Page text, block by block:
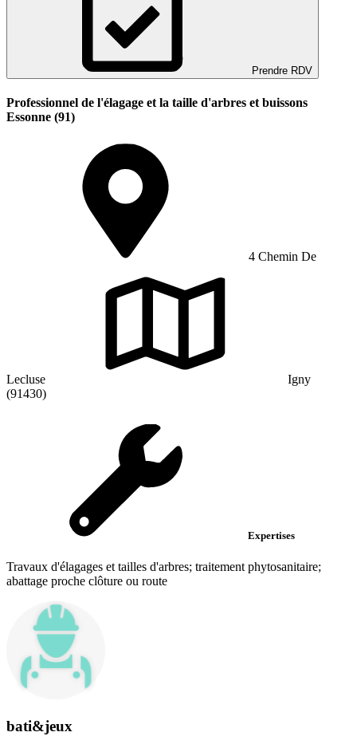
Prendre RDV
Professionnel de l'élagage et la taille d'arbres et buissons
Essonne (91)
4 Chemin De
Lecluse
Igny
(91430)
Expertises
Travaux d'élagages et tailles d'arbres; traitement phytosanitaire;
abattage proche clôture ou route
bati&jeux